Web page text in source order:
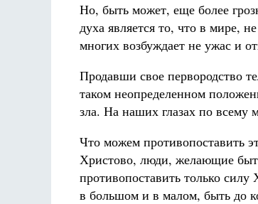
Но, быть может, еще более
духа является то, что в мире,
многих возбуждает не ужас и
Продавши свое первородство
таком неопределенном
зла. На наших глазах по всему
Что можем противопоставить
Христово, люди, желающие
противопоставить только
в большом и в малом, быть до